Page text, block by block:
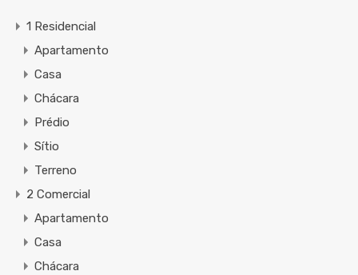
1 Residencial
Apartamento
Casa
Chácara
Prédio
Sítio
Terreno
2 Comercial
Apartamento
Casa
Chácara